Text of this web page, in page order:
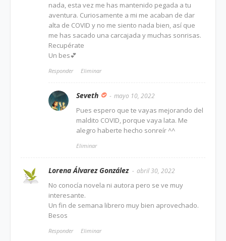
nada, esta vez me has mantenido pegada a tu
aventura. Curiosamente a mi me acaban de dar
alta de COVID y no me siento nada bien, así que
me has sacado una carcajada y muchas sonrisas.
Recupérate
Un bes💕
Responder Eliminar
Seveth mayo 10, 2022
Pues espero que te vayas mejorando del
maldito COVID, porque vaya lata. Me
alegro haberte hecho sonreír ^^
Eliminar
Lorena Álvarez González abril 30, 2022
No conocía novela ni autora pero se ve muy
interesante.
Un fin de semana librero muy bien aprovechado.
Besos
Responder Eliminar